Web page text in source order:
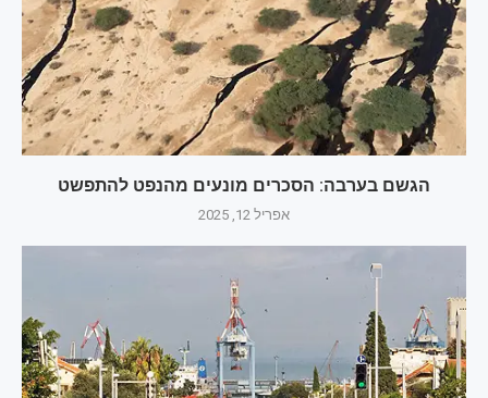
הגשם בערבה: הסכרים מונעים מהנפט להתפשט
אפריל 12, 2025